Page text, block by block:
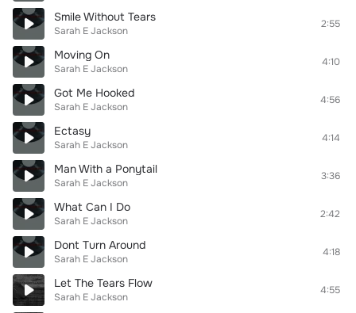
Smile Without Tears
Sarah E Jackson
2:55
Moving On
Sarah E Jackson
4:10
Got Me Hooked
Sarah E Jackson
4:56
Ectasy
Sarah E Jackson
4:14
Man With a Ponytail
Sarah E Jackson
3:36
What Can I Do
Sarah E Jackson
2:42
Dont Turn Around
Sarah E Jackson
4:18
Let The Tears Flow
Sarah E Jackson
4:55